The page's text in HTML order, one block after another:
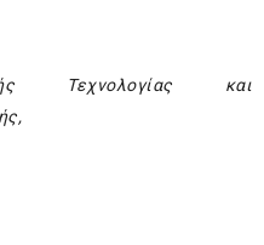
Τεχνολογίας και